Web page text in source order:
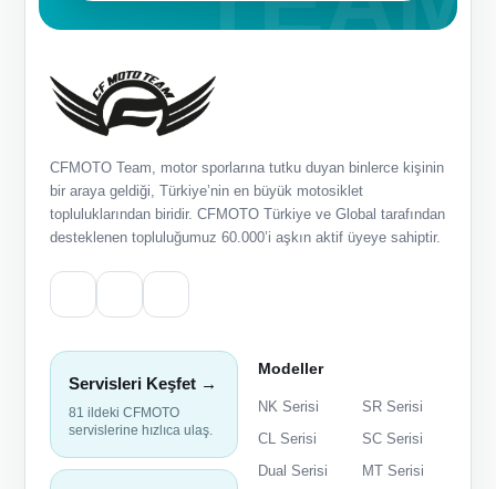
CFMOTO Team, motor sporlarına tutku duyan binlerce kişinin
bir araya geldiği, Türkiye’nin en büyük motosiklet
topluluklarından biridir. CFMOTO Türkiye ve Global tarafından
desteklenen topluluğumuz 60.000’i aşkın aktif üyeye sahiptir.
Servisleri Keşfet →
81 ildeki CFMOTO
servislerine hızlıca ulaş.
Modeller
NK Serisi
SR Serisi
CL Serisi
SC Serisi
Dual Serisi
MT Serisi